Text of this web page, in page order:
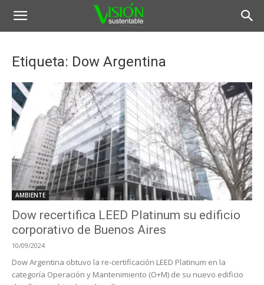
Etiqueta: Dow Argentina
AMBIENTE
Dow recertifica LEED Platinum su edificio
corporativo de Buenos Aires
10/09/2024
Dow Argentina obtuvo la re-certificación LEED Platinum en la
categoría Operación y Mantenimiento (O+M) de su nuevo edificio